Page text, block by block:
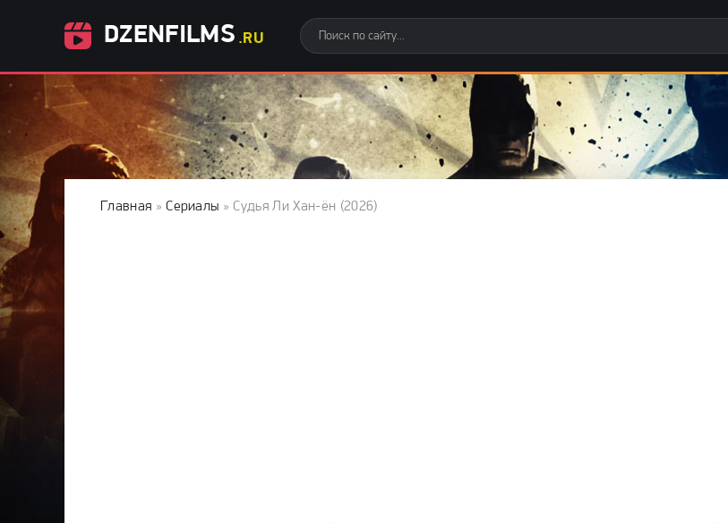
DZENFILMS .RU
Главная »Сериалы » Судья Ли Хан-ён (2026)